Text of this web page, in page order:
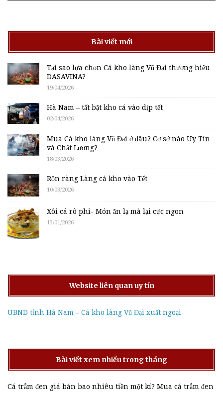
Bài viết mới
Tại sao lựa chọn Cá kho làng Vũ Đại thương hiệu
DASAVINA?
19/04/2026
Hà Nam – tất bật kho cá vào dịp tết
02/04/2026
Mua Cá kho làng Vũ Đại ở đâu? Cơ sở nào Uy Tín
và Chất Lượng?
18/03/2026
Rộn ràng Làng cá kho vào Tết
10/03/2026
Xôi cá rô phi- Món ăn lạ mà lại cực ngon
13/01/2026
Website liên quan uy tín
UBND tỉnh Hà Nam – Cá kho làng Vũ Đại xuất ngoại
Bài viết xem nhiều trong tháng
Cá trắm đen giá bán bao nhiêu tiền một kí? Mua cá trắm đen